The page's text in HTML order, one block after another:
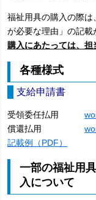
福祉用具の購入の際
が必要な理由」の記載
購入にあたっては、担
各種様式
支給申請書
受領委任払用
償還払用
記載例（PDF）
一部の福祉用
入について